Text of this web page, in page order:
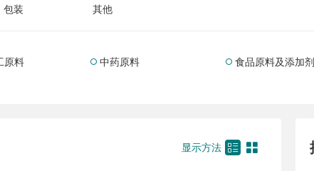
包装 其他
原料  中药原料  食品原料及添加剂
显示方法  